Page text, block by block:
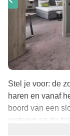
Stel je voor: de
haren en vanaf
boord van een
wateren en de
geniet je van de